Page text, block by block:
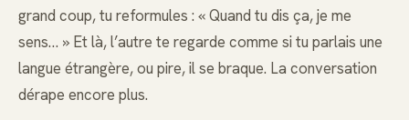
grand coup, tu reformules : « Quand tu dis ça, je me
sens… » Et là, l’autre te regarde comme si tu parlais une
langue étrangère, ou pire, il se braque. La conversation
dérape encore plus.